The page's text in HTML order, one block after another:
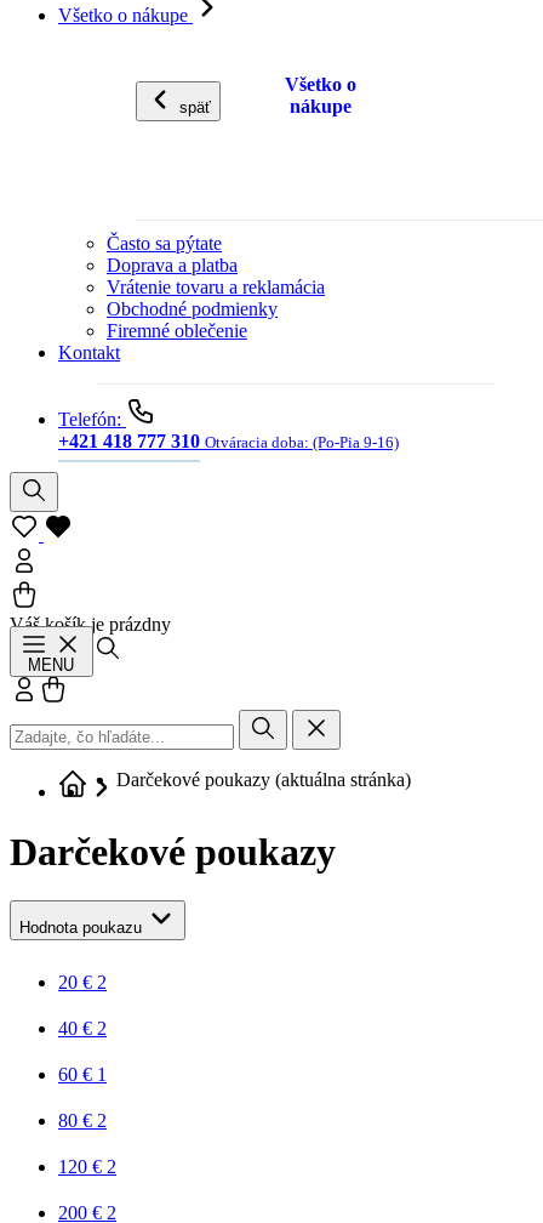
Všetko o nákupe
späť
Všetko o
nákupe
Často sa pýtate
Doprava a platba
Vrátenie tovaru a reklamácia
Obchodné podmienky
Firemné oblečenie
Kontakt
Telefón:
+421 418 777 310 Otváracia doba: (Po-Pia 9-16)
Váš košík je prázdny
MENU
Prihlásiť sa
Darčekové poukazy (aktuálna stránka)
Darčekové poukazy
Hodnota poukazu
20 € 2
40 € 2
60 € 1
80 € 2
120 € 2
200 € 2